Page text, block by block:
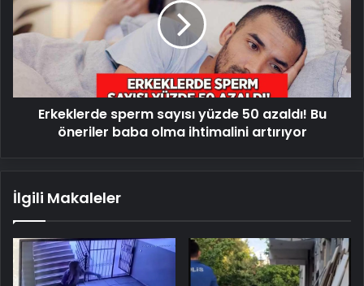
yüzde
50
Bu
baba
Erkeklerde sperm sayısı yüzde 50 azaldı! Bu
öneriler baba olma ihtimalini artırıyor
İlgili Makaleler